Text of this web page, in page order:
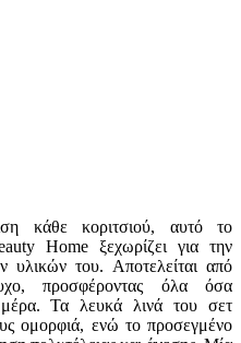
κάθε κοριτσιού, αυτό το
Home ξεχωρίζει για την
υλικών του. Αποτελείται από
προσφέροντας όλα όσα
μέρα. Τα λευκά λινά του σετ
ομορφιά, ενώ το προσεγμένο